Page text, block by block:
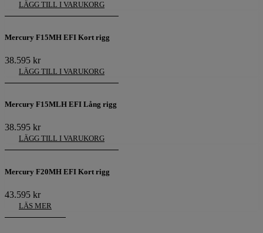
LÄGG TILL I VARUKORG
Mercury F15MH EFI Kort rigg
38.595 kr
LÄGG TILL I VARUKORG
Mercury F15MLH EFI Lång rigg
38.595 kr
LÄGG TILL I VARUKORG
Mercury F20MH EFI Kort rigg
43.595 kr
LÄS MER